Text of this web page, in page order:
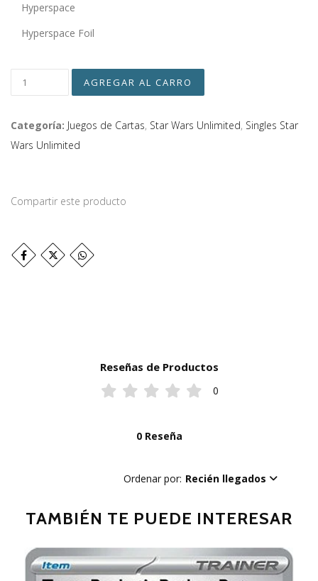
Hyperspace
Hyperspace Foil
Categoría: Juegos de Cartas, Star Wars Unlimited, Singles Star
Wars Unlimited
Compartir este producto
Reseñas de Productos
0
0 Reseña
Ordenar por: Recién llegados
TAMBIÉN TE PUEDE INTERESAR